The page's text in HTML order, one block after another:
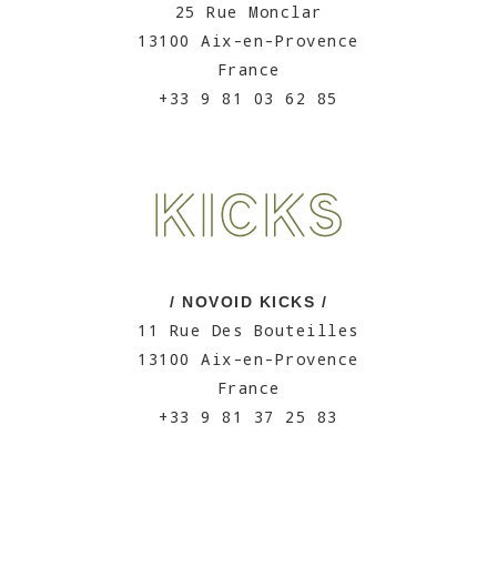
25 Rue Monclar
13100 Aix-en-Provence
France
+33 9 81 03 62 85
/ NOVOID KICKS /
11 Rue Des Bouteilles
13100 Aix-en-Provence
France
+33 9 81 37 25 83